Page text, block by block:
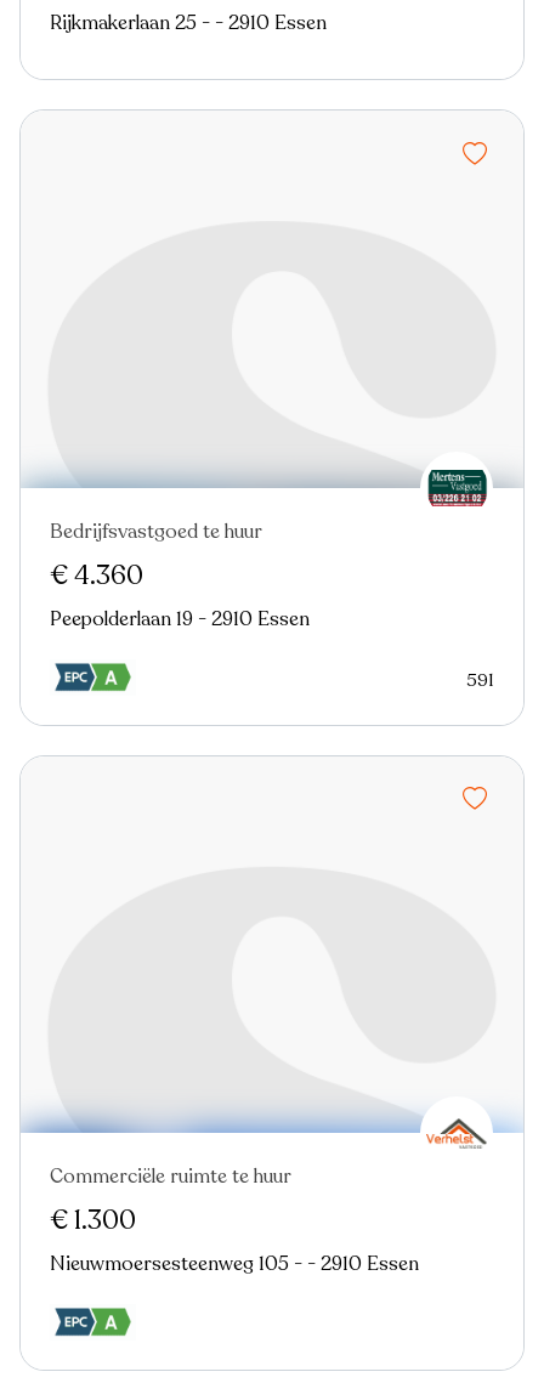
Rijkmakerlaan 25 - - 2910 Essen
Bedrijfsvastgoed te huur
€ 4.360
Peepolderlaan 19 - 2910 Essen
591
Commerciële ruimte te huur
€ 1.300
Nieuwmoersesteenweg 105 - - 2910 Essen